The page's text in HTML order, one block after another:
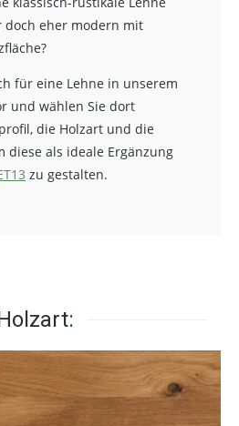
doch eher modern mit
für eine Lehne in unserem
und wählen Sie dort
die Holzart und die
diese als ideale Ergänzung
zu gestalten.